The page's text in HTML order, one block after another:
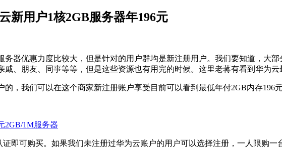
新用户1核2GB服务器年196元
务器优惠力度比较大，但是针对的用户群均是新注册用户。我们要知道，大
、朋友、同事等等，但是这些资源也有用完的时候。这里老蒋有看到华为云
，我们可以在这个商家新注册账户享受目前可以看到最低年付2GB内存196
2GB/1M服务器
即可购买。如果我们未注册过华为云账户的用户可以选择注册，一人限购